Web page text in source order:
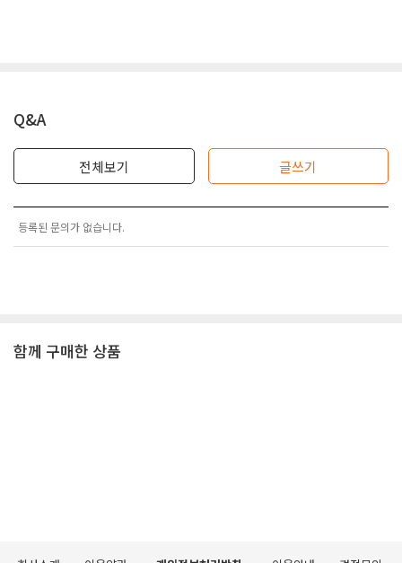
Q&A
전체보기 글쓰기
등록된 문의가 없습니다.
함께 구매한 상품